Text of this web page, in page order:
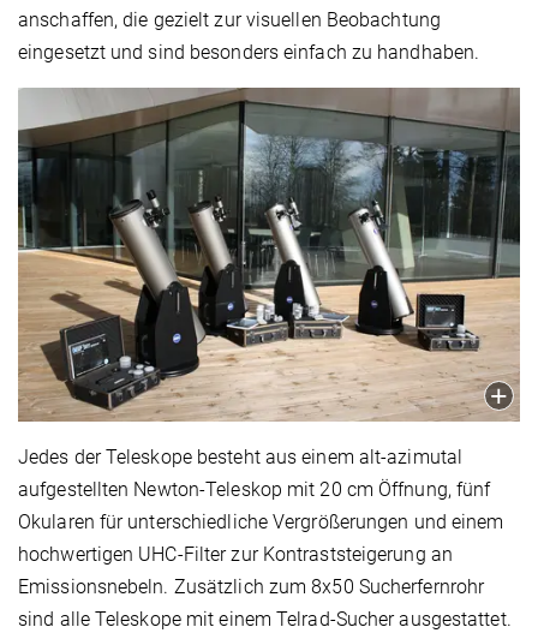
anschaffen, die gezielt zur visuellen Beobachtung
eingesetzt und sind besonders einfach zu handhaben.
Jedes der Teleskope besteht aus einem alt-azimutal
aufgestellten Newton-Teleskop mit 20 cm Öffnung, fünf
Okularen für unterschiedliche Vergrößerungen und einem
hochwertigen UHC-Filter zur Kontraststeigerung an
Emissionsnebeln. Zusätzlich zum 8x50 Sucherfernrohr
sind alle Teleskope mit einem Telrad-Sucher ausgestattet.